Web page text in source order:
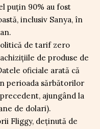
puțin 90% au fost
inclusiv Sanya, în
de tarif zero
de produse de
oficiale arată că
perioada sărbătorilor
ajungând la
de dolari).
Fliggy, deținută de